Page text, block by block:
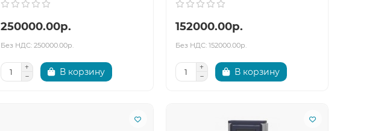
250000.00р.
Без НДС: 250000.00р.
В корзину
152000.00р.
Без НДС: 152000.00р.
В корзину